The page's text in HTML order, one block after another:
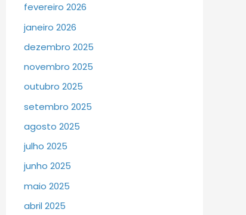
fevereiro 2026
janeiro 2026
dezembro 2025
novembro 2025
outubro 2025
setembro 2025
agosto 2025
julho 2025
junho 2025
maio 2025
abril 2025